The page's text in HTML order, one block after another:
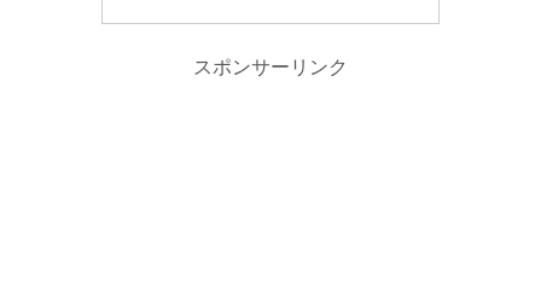
スポンサーリンク